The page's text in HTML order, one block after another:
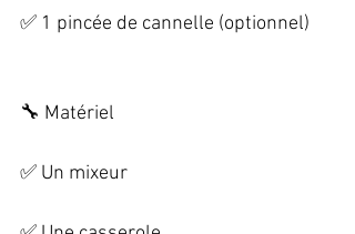
✅ 1 pincée de cannelle (optionnel)
🔧 Matériel
✅ Un mixeur